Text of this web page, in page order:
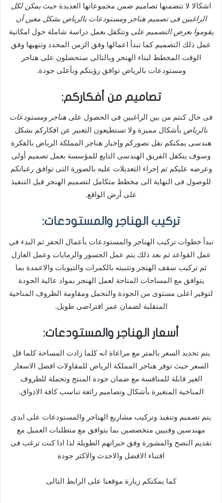
اشكالا لا تتضمنها تصاميم ضمن مجموعاتها العديدة حيث يمكن لكل
الراغبين فى تصميم هناجر ومستودعات بالرياض بشكل معين أن
يقوموا بعرض التصميم على وتتكفل بعمل دراسة شاملة حول امكانية
عمل ذلك التصميم كما تبدأ اعمالها وفق الزمن المحدد وتنهيها وفق
الوقت المخطط لبناء الهنجر وبالتالى ستحصلون على هناجر
ومستودعات بالرياض توافق رؤيتكم وبأعلى جودة.
تصاميم من أفكاركم:
فى حال كنتم من بين الراغبين فى الحصول على هناجر ومستودعات
بالرياض بأشكال مميزة ولا تستطيعون التعبير عن افكاركم بشكل
هندسى يمكنكم نقل تصوركم وإخبار هناجر المملكة الرياض بالفكرة
وسوف يتكفل الفريق الهندسى التابع للمؤسسة بعمل تصميم أولى
وعرضه عليكم ثم إجراء التعديلات عليه بالصورة التى توافق رغباتكم
للوصول فى النهاية الى مخطط متكامل لتصميم الهنجر قبل التنفيذ
على أرض الواقع.
تركيب الهناجر والمستودعات:
تبدأ خطوات تركيب الهناجر والمستودعات بأعمال الحفر ثم البدء في
عمل القواعد ثم بعد ذلك يتم عمل الجسور والرمايات وعمل العازل
ثم تركيب سقف الهنجر وتثبيته بالكمرات والتيوبات والاعمدة بما
يتوافق مع المساحات المتاحة لعمل الهنجر بمواد عالية الجودة
لتوفير اعلى مستوى من الجودة والتحمل ومقاومة الظروف المناخية
المتقلبة لضمان عمر افتراضى طويل.
أسعار الهناجر والمستودعات:
يتم تحديد السعر بالمتر مع مراعاة انه كلما زادت المساحة كلما قل
السعر حيث توفر هناجر المملكة الرياض للمقاولات افضل الاسعار
الغير قابلة للمنافسة مع ضمان جودة المنتج وتحملة للظروف
المناخية المتغيرة بأشكال وتصاميم رائعة تناسب كافة الاذواق.
يتم تصميم وتنفيذ وتركيب مشاريع الهناجر والمستودعات على ايدى
مهندسين وفنيين متخصصين بما يتوافق مع متطلبات العميل مع
تقديم النصح والمشورة وفق خبراتهم الطويلة لذا اذا كنت ترغب فى
اقتناء الافضل والاحدث والاكثر جودة
كما يمكنكم زيارة موقعنا على الرابط التالى